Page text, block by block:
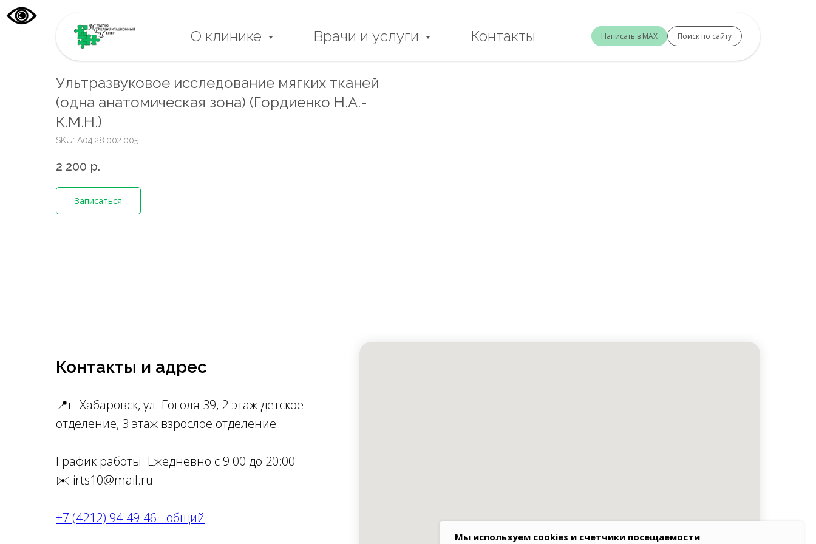
О клинике Врачи и услуги Контакты Написать в MAX Поиск по сайту
Ультразвуковое исследование мягких тканей
(одна анатомическая зона) (Гордиенко Н.А.-
К.М.Н.)
SKU: А04.28.002.005
2 200 р.
Записаться
Контакты и адрес
📍г. Хабаровск, ул. Гоголя 39, 2 этаж детское
отделение, 3 этаж взрослое отделение
График работы: Ежедневно с 9:00 до 20:00
✉️ irts10@mail.ru
+7 (4212) 94-49-46 - общий
Мы используем cookies и счетчики посещаемости